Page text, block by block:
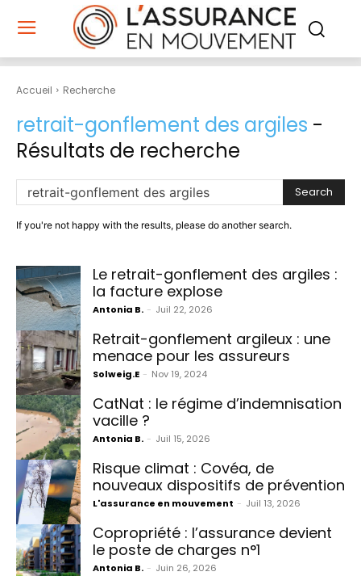
Accueil Recherche
retrait-gonflement des argiles -
Résultats de recherche
Search
If you're not happy with the results, please do another search.
Le retrait-gonflement des argiles :
la facture explose
Antonia B. - Juil 22, 2026
Retrait-gonflement argileux : une
menace pour les assureurs
Solweig.E - Nov 19, 2024
CatNat : le régime d’indemnisation
vacille ?
Antonia B. - Juil 15, 2026
Risque climat : Covéa, de
nouveaux dispositifs de prévention
L'assurance en mouvement - Juil 13, 2026
Copropriété : l’assurance devient
le poste de charges n°1
Antonia B. - Juin 26, 2026